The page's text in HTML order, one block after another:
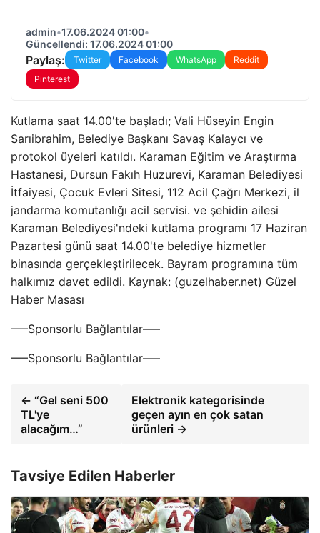
admin•17.06.2024 01:00•
Güncellendi: 17.06.2024 01:00
Paylaş: Twitter Facebook WhatsApp
Reddit
Pinterest
Kutlama saat 14.00'te başladı; Vali Hüseyin Engin
Sarıibrahim, Belediye Başkanı Savaş Kalaycı ve
protokol üyeleri katıldı. Karaman Eğitim ve Araştırma
Hastanesi, Dursun Fakıh Huzurevi, Karaman Belediyesi
İtfaiyesi, Çocuk Evleri Sitesi, 112 Acil Çağrı Merkezi, il
jandarma komutanlığı acil servisi. ve şehidin ailesi
Karaman Belediyesi'ndeki kutlama programı 17 Haziran
Pazartesi günü saat 14.00'te belediye hizmetler
binasında gerçekleştirilecek. Bayram programına tüm
halkımız davet edildi. Kaynak: (guzelhaber.net) Güzel
Haber Masası
—–Sponsorlu Bağlantılar—–
—–Sponsorlu Bağlantılar—–
← “Gel seni 500
TL'ye
alacağım…”
Elektronik kategorisinde
geçen ayın en çok satan
ürünleri →
Tavsiye Edilen Haberler